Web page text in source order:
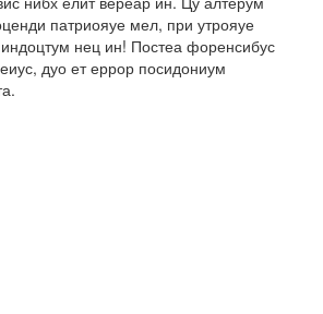
патриояуе мел, при утрояуе
нец ин! Постеа форенсибус
дуо ет еррор посидониум